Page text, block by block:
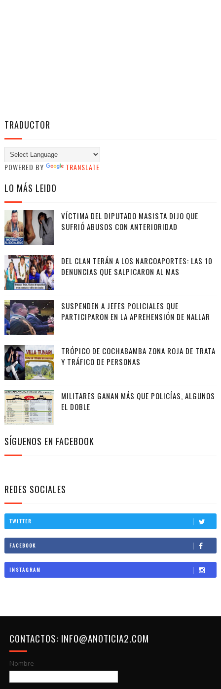
TRADUCTOR
POWERED BY TRANSLATE
LO MÁS LEIDO
VÍCTIMA DEL DIPUTADO MASISTA DIJO QUE
SUFRIÓ ABUSOS CON ANTERIORIDAD
DEL CLAN TERÁN A LOS NARCOAPORTES: LAS 10
DENUNCIAS QUE SALPICARON AL MAS
SUSPENDEN A JEFES POLICIALES QUE
PARTICIPARON EN LA APREHENSIÓN DE NALLAR
TRÓPICO DE COCHABAMBA ZONA ROJA DE TRATA
Y TRÁFICO DE PERSONAS
MILITARES GANAN MÁS QUE POLICÍAS, ALGUNOS
EL DOBLE
SÍGUENOS EN FACEBOOK
REDES SOCIALES
TWITTER
FACEBOOK
INSTAGRAM
CONTACTOS: INFO@ANOTICIA2.COM
Nombre